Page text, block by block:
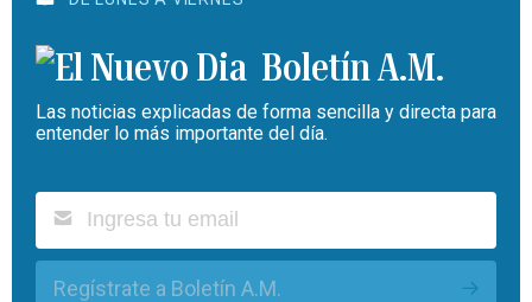
Boletín A.M.
Las noticias explicadas de forma sencilla y directa para
entender lo más importante del día.
Regístrate a Boletín A.M.